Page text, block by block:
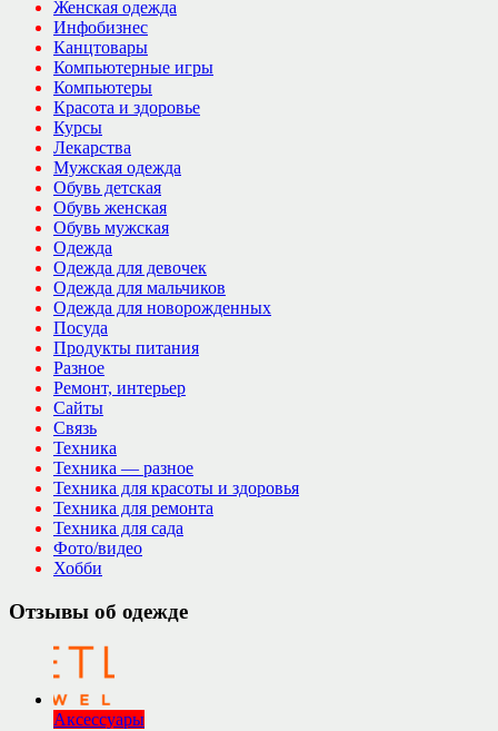
Женская одежда
Инфобизнес
Канцтовары
Компьютерные игры
Компьютеры
Красота и здоровье
Курсы
Лекарства
Мужская одежда
Обувь детская
Обувь женская
Обувь мужская
Одежда
Одежда для девочек
Одежда для мальчиков
Одежда для новорожденных
Посуда
Продукты питания
Разное
Ремонт, интерьер
Сайты
Связь
Техника
Техника — разное
Техника для красоты и здоровья
Техника для ремонта
Техника для сада
Фото/видео
Хобби
Отзывы об одежде
Аксессуары